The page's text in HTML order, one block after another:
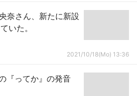
奈さん、新たに新設
いた。
2021/10/18(Mo) 13:36
『ってか』の発音